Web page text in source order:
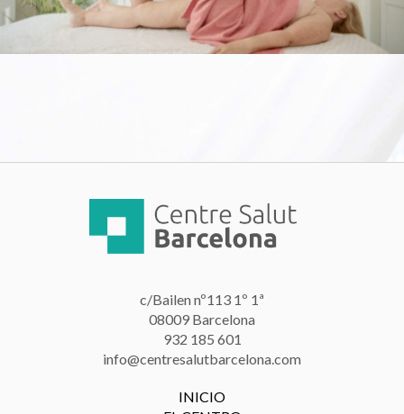
c/Bailen nº113 1º 1ª
08009 Barcelona
932 185 601
info@centresalutbarcelona.com
INICIO